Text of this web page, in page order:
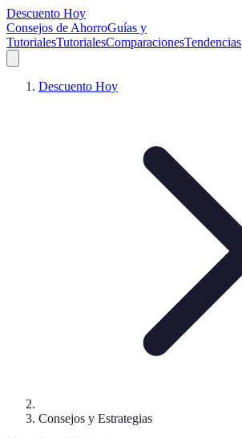
Descuento Hoy
Consejos de AhorroGuías y
TutorialesTutorialesComparacionesTendencias
Descuento Hoy
Consejos y Estrategias